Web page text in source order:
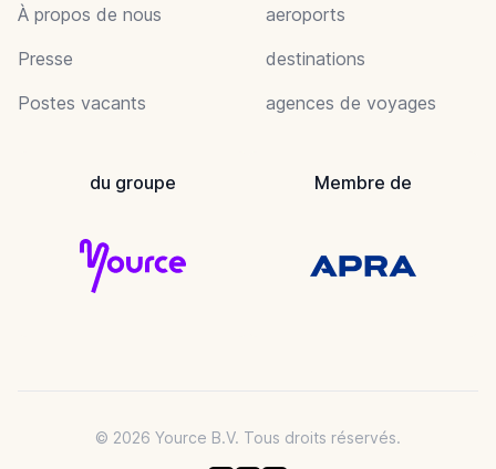
À propos de nous
Presse
Postes vacants
aeroports
destinations
agences de voyages
du groupe Membre de
© 2026 Yource B.V. Tous droits réservés.